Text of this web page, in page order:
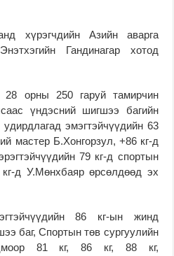
хүрэгчдийн Азийн аварга
Гандинагар хотод
28 орны 250 гаруй тамирчин
үндэсний шигшээ багийн
эмэгтэйчүүдийн 63
мастер Б.Хонгорзул, +86 кг-д
79 кг-д спортын
д У.Мөнхбаяр өрсөлдөөд эх
86 кг-ын жинд
баг, Спортын төв сургуулийн
81 кг, 86 кг, 88 кг,